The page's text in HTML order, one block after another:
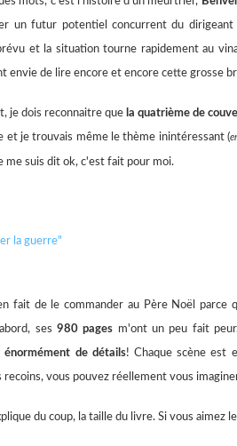
un futur potentiel concurrent du
et la situation tourne rapidement au
envie de lire encore et encore cette grosse
je dois reconnaitre que la quatrième de
et je trouvais même le thème inintéressant (
me suis dit ok, c'est fait pour moi.
fait de le commander au Père Noël parce
ses 980 pages m'ont un peu fait
énormément de détails! Chaque scène est
recoins, vous pouvez réellement vous
du coup, la taille du livre. Si vous